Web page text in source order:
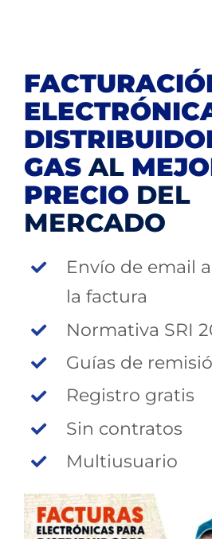
GAS AL
PRECIO DEL
MERCADO
Envío de email
la factura
Normativa SRI
Guías de
Registro gratis
Sin contratos
Multiusuario